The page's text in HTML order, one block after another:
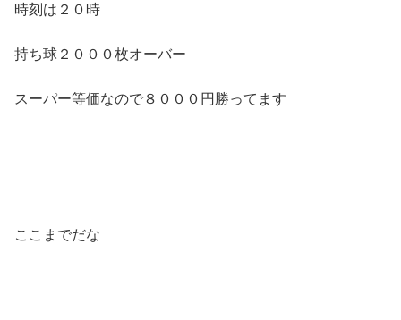
時刻は２０時
持ち球２０００枚オーバー
スーパー等価なので８０００円勝ってます
ここまでだな